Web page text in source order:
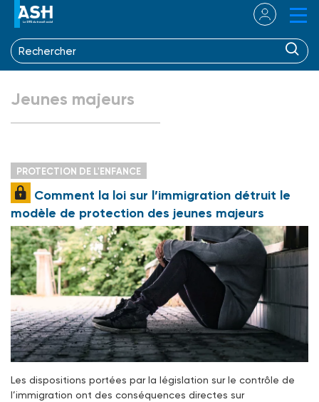
Jeunes majeurs
PROTECTION DE L'ENFANCE
Comment la loi sur l’immigration détruit le
modèle de protection des jeunes majeurs
Les dispositions portées par la législation sur le contrôle de
l’immigration ont des conséquences directes sur